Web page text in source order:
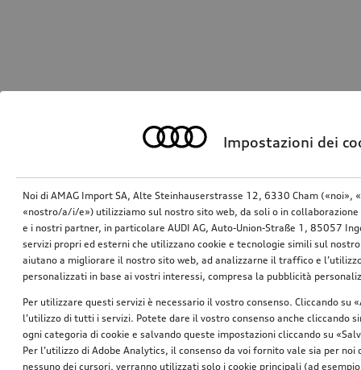
Impostazioni dei
Noi di AMAG Import SA, Alte Steinhauserstrasse 12, 6330 Cham («noi»,
«nostro/a/i/e») utilizziamo sul nostro sito web, da soli o in
e i nostri partner, in particolare AUDI AG, Auto-Union-Straße 1, 85057
servizi propri ed esterni che utilizzano cookie e tecnologie simili sul
aiutano a migliorare il nostro sito web, ad analizzarne il traffico e
personalizzati in base ai vostri interessi, compresa la pubblicità
Per utilizzare questi servizi è necessario il vostro consenso. Cliccando
l’utilizzo di tutti i servizi. Potete dare il vostro consenso anche cliccando
ogni categoria di cookie e salvando queste impostazioni cliccando su
Per l’utilizzo di Adobe Analytics, il consenso da voi fornito vale sia per noi
nessuno dei cursori, verranno utilizzati solo i cookie principali (ad